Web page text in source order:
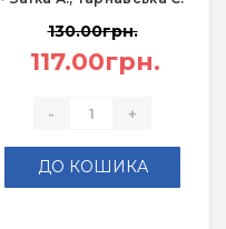
130.00грн.
117.00грн.
- +
ДО КОШИКА